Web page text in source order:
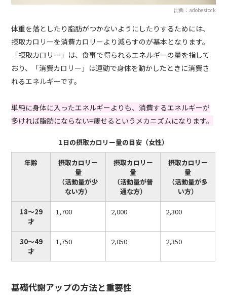
出典：adobestock
体重を落としたり脂肪がつかないようにしたりするためには、
摂取カロリーを消費カロリーより減らすのが基本となります。
「摂取カロリー」は、食事で得られるエネルギーの量を指して
おり、「消費カロリー」は運動で身体を動かしたときに消費さ
れるエネルギーです。
単純に身体に入ったエネルギーよりも、消費するエネルギーが
多ければ脂肪にならない=痩せるというメカニズムになります。
1日の摂取カロリー量の目安（女性）
年齢
摂取カロリー
量
（活動量が少
ない方）
摂取カロリー
量
（活動量が普
通な方）
摂取カロリー
量
（活動量が多
い方）
18～29
才
1,700 2,000 2,300
30～49
才
1,750 2,050 2,350
基礎代謝アップの方法と重要性